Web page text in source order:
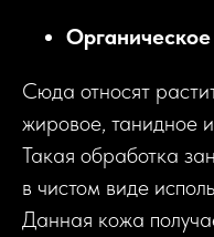
Органическое
Сюда относят
жировое, танидное
Такая обработка
в чистом виде
Данная кожа